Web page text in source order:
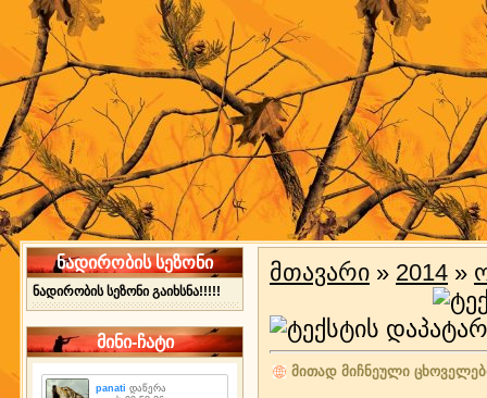
ნადირობის სეზონი
ნადირობის სეზონი გაიხსნა!!!!!
მინი-ჩატი
მთავარი » 2014 »
მითად მიჩნეული